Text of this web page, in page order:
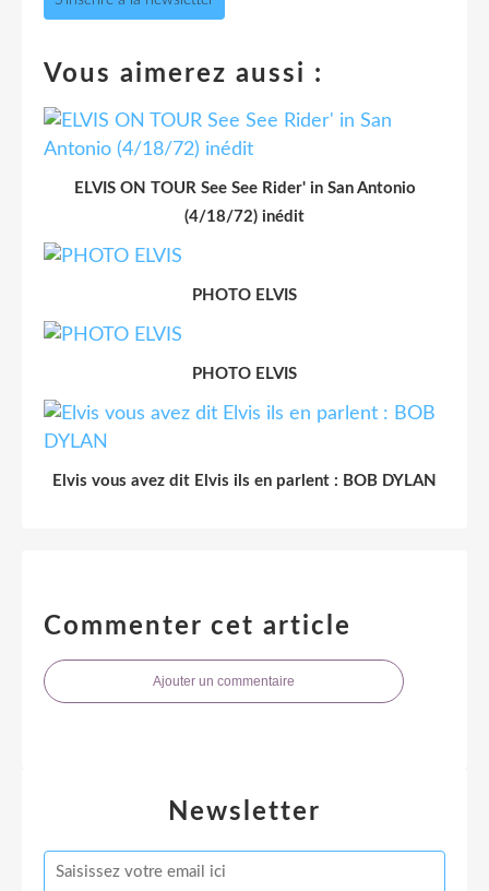
Vous aimerez aussi :
ELVIS ON TOUR See See Rider' in San Antonio
(4/18/72) inédit
PHOTO ELVIS
PHOTO ELVIS
Elvis vous avez dit Elvis ils en parlent : BOB DYLAN
Commenter cet article
Ajouter un commentaire
Newsletter